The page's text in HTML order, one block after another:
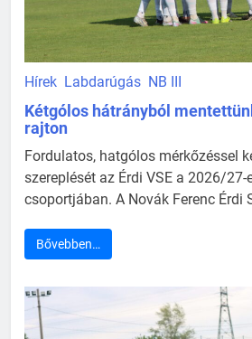
Hírek Labdarúgás NB III
Kétgólos hátrányból
rajton
Fordulatos, hatgólos mérkőzéssel
szereplését az Érdi VSE a 2026/27-
csoportjában. A Novák Ferenc Érdi
Bővebben…